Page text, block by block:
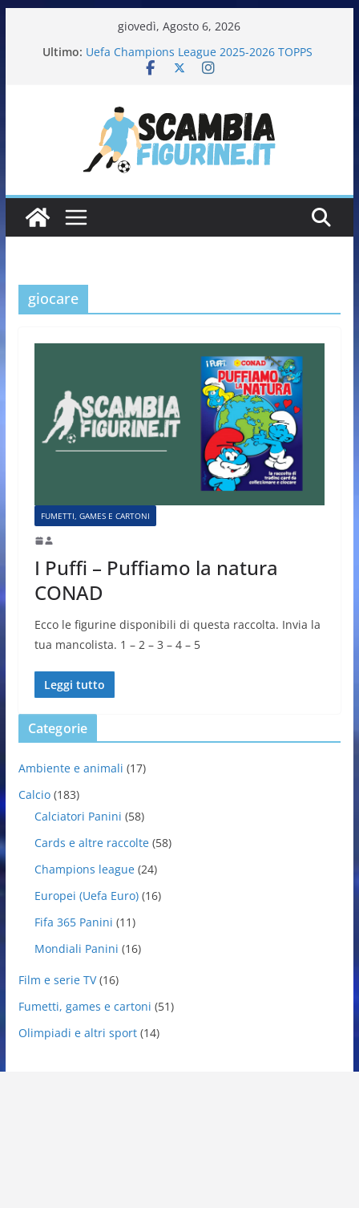
giovedì, Agosto 6, 2026
Ultimo: Uefa Champions League 2025-2026 TOPPS
Fifa World Cup 2026 PANINI
Calciatori Serie B BKT 2025-2026 PANINI
giocare
FUMETTI, GAMES E CARTONI
I Puffi – Puffiamo la natura
CONAD
Ecco le figurine disponibili di questa raccolta. Invia la
tua mancolista. 1 – 2 – 3 – 4 – 5
Leggi tutto
Categorie
Ambiente e animali (17)
Calcio(183)
Calciatori Panini (58)
Cards e altre raccolte(58)
Champions league(24)
Europei (Uefa Euro)(16)
Fifa 365 Panini (11)
Mondiali Panini (16)
Film e serie TV(16)
Fumetti, games e cartoni (51)
Olimpiadi e altri sport(14)